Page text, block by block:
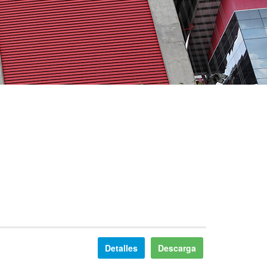
Descarga
Detalles